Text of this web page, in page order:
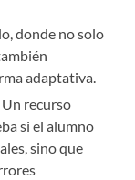
donde no solo
adaptativa.
Un recurso
si el alumno
sino que